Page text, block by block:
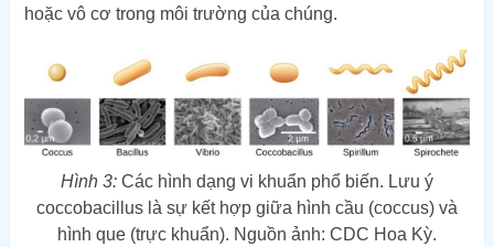
hoặc vô cơ trong môi trường của chúng.
Hình 3:Các hình dạng vi khuẩn phổ biến. Lưu ý
coccobacillus là sự kết hợp giữa hình cầu (coccus) và
hình que (trực khuẩn). Nguồn ảnh: CDC Hoa Kỳ.